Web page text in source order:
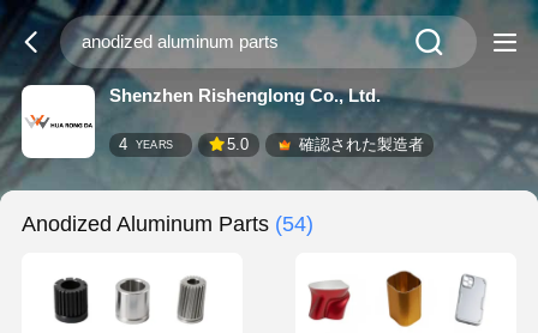
Shenzhen Rishenglong Co., Ltd.
4 YEARS 5.0 確認された製造者
Anodized Aluminum Parts (54)